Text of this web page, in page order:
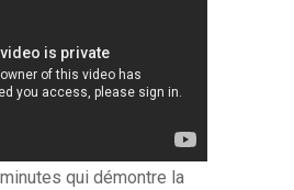
qui démontre la